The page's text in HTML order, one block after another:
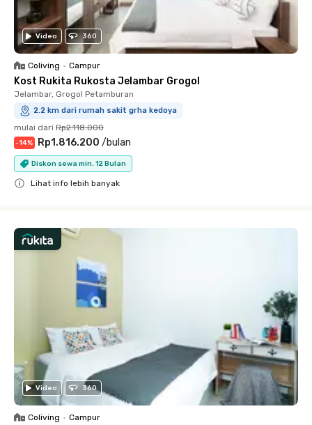
Video 360
Coliving • Campur
Kost Rukita Rukosta Jelambar Grogol
Jelambar, Grogol Petamburan
2.2 km dari rumah sakit grha kedoya
mulai dari Rp2.118.000
-14% Rp1.816.200 /bulan
Diskon sewa min. 12 Bulan
Lihat info lebih banyak
Video 360
Coliving • Campur